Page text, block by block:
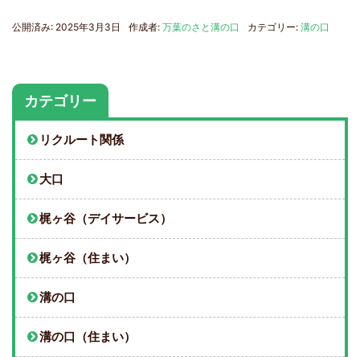
公開済み: 2025年3月3日 作成者: 万葉のさと溝の口 カテゴリー: 溝の口
カテゴリー
リクルート関係
大口
梶ヶ谷（デイサービス）
梶ヶ谷（住まい）
溝の口
溝の口（住まい）